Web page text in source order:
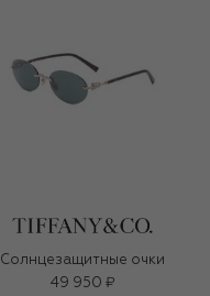
Солнцезащитные очки
49 950 ₽